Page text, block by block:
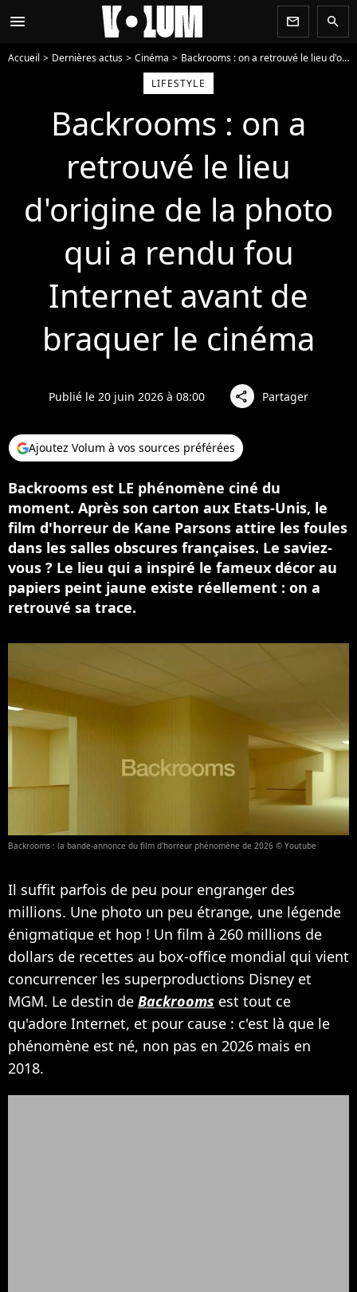
menu newsletter search
Accueil Dernières actus Cinéma
Backrooms : on a retrouvé le lieu d'origine de la photo qui a rendu fou Internet avant de braquer le cinéma
LIFESTYLE
Backrooms : on a
retrouvé le lieu
d'origine de la photo
qui a rendu fou
Internet avant de
braquer le cinéma
Publié le 20 juin 2026 à 08:00 share Partager
Ajoutez Volum à vos sources préférées
Backrooms est LE phénomène ciné du
moment. Après son carton aux Etats-Unis, le
film d'horreur de Kane Parsons attire les foules
dans les salles obscures françaises. Le saviez-
vous ? Le lieu qui a inspiré le fameux décor au
papiers peint jaune existe réellement : on a
retrouvé sa trace.
Backrooms : la bande-annonce du film d'horreur phénomène de 2026 © Youtube
Il suffit parfois de peu pour engranger des
millions. Une photo un peu étrange, une légende
énigmatique et hop ! Un film à 260 millions de
dollars de recettes au box-office mondial qui vient
concurrencer les superproductions Disney et
MGM. Le destin de Backrooms est tout ce
qu'adore Internet, et pour cause : c'est là que le
phénomène est né, non pas en 2026 mais en
2018.